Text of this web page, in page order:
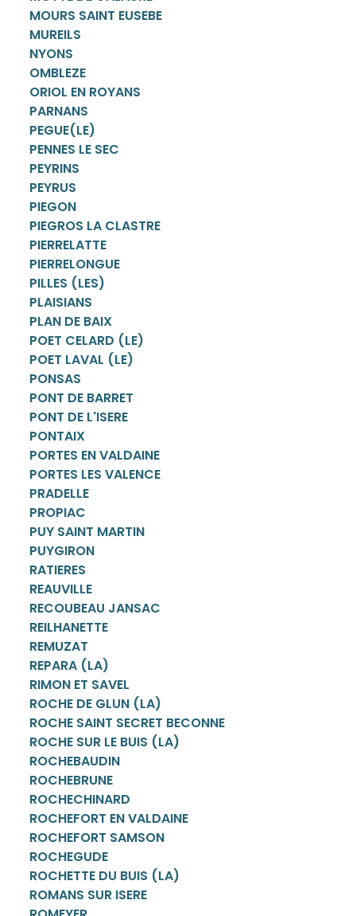
MOURS SAINT EUSEBE
MUREILS
NYONS
OMBLEZE
ORIOL EN ROYANS
PARNANS
PEGUE(LE)
PENNES LE SEC
PEYRINS
PEYRUS
PIEGON
PIEGROS LA CLASTRE
PIERRELATTE
PIERRELONGUE
PILLES (LES)
PLAISIANS
PLAN DE BAIX
POET CELARD (LE)
POET LAVAL (LE)
PONSAS
PONT DE BARRET
PONT DE L'ISERE
PONTAIX
PORTES EN VALDAINE
PORTES LES VALENCE
PRADELLE
PROPIAC
PUY SAINT MARTIN
PUYGIRON
RATIERES
REAUVILLE
RECOUBEAU JANSAC
REILHANETTE
REMUZAT
REPARA (LA)
RIMON ET SAVEL
ROCHE DE GLUN (LA)
ROCHE SAINT SECRET BECONNE
ROCHE SUR LE BUIS (LA)
ROCHEBAUDIN
ROCHEBRUNE
ROCHECHINARD
ROCHEFORT EN VALDAINE
ROCHEFORT SAMSON
ROCHEGUDE
ROCHETTE DU BUIS (LA)
ROMANS SUR ISERE